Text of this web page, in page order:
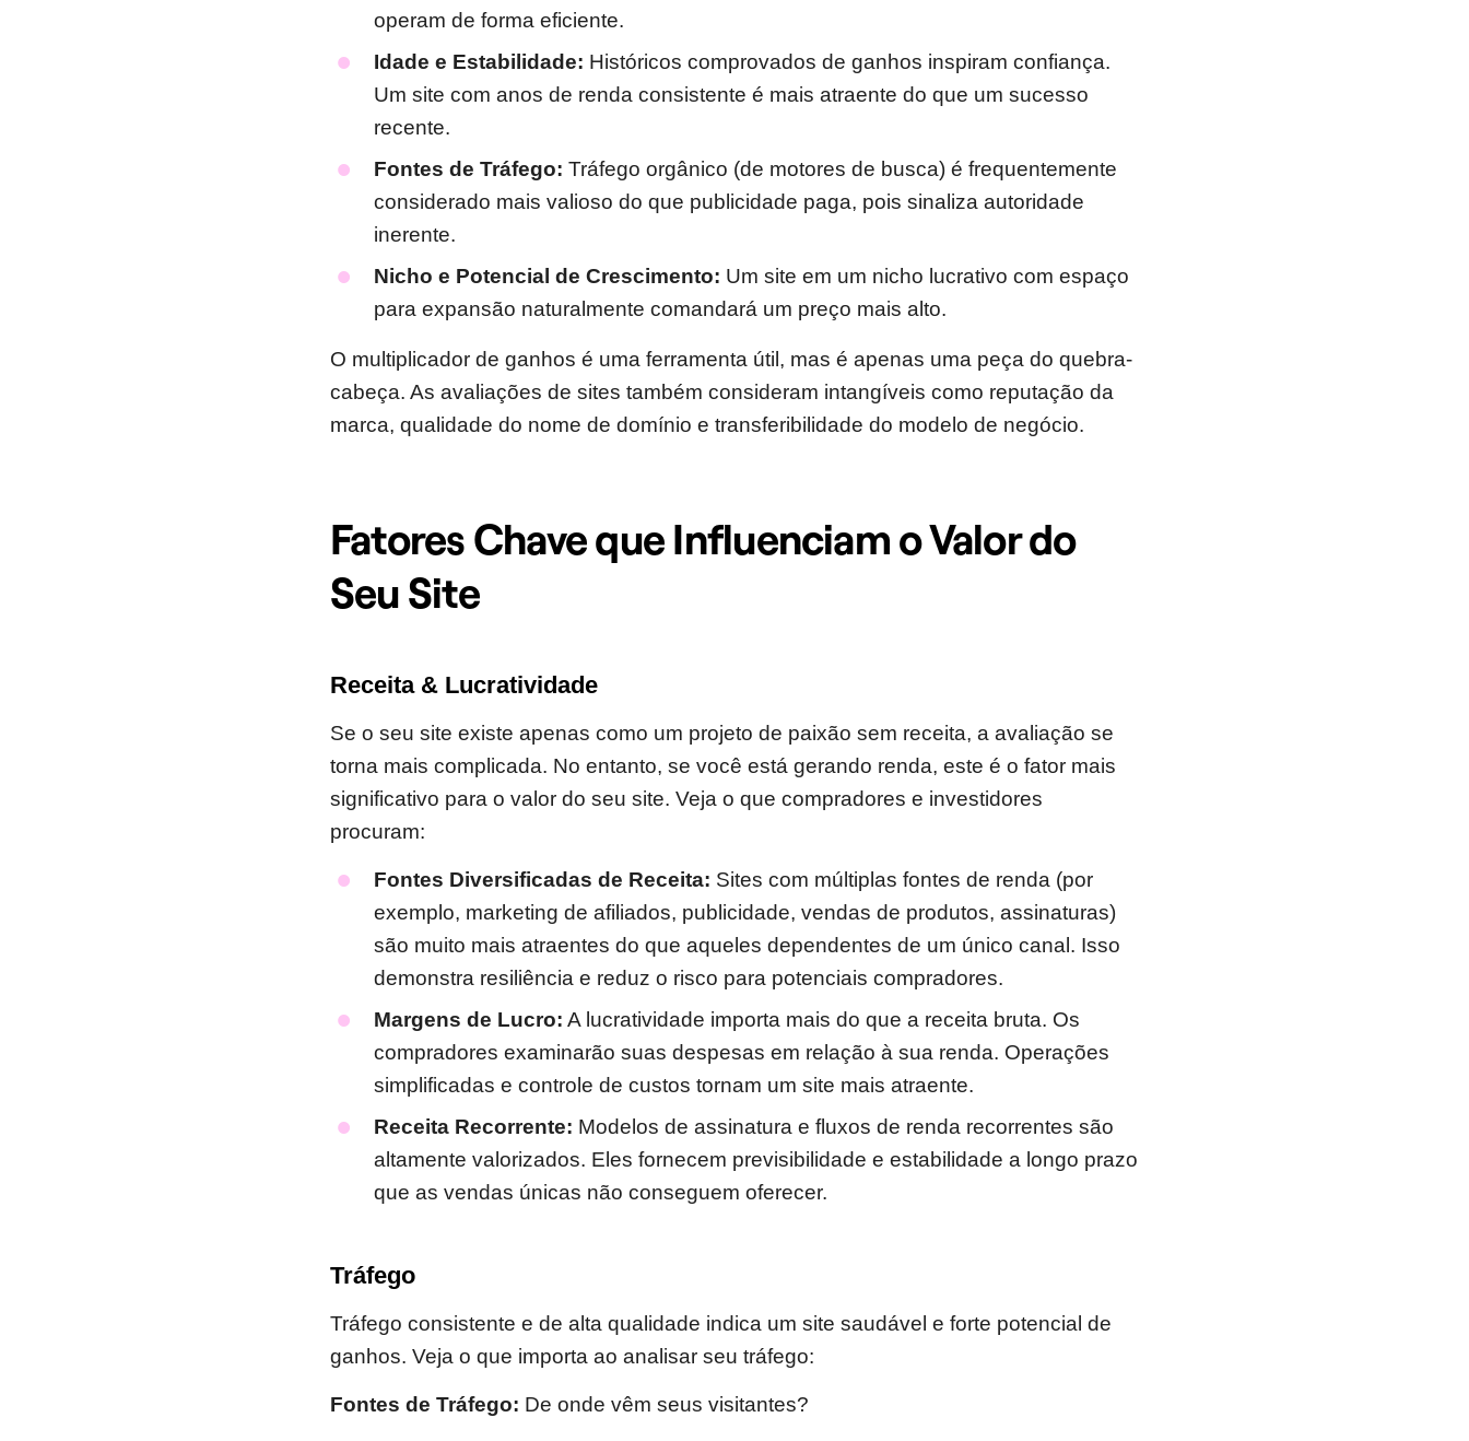
operam de forma eficiente.
Idade e Estabilidade: Históricos comprovados de ganhos inspiram confiança.
Um site com anos de renda consistente é mais atraente do que um sucesso
recente.
Fontes de Tráfego: Tráfego orgânico (de motores de busca) é frequentemente
considerado mais valioso do que publicidade paga, pois sinaliza autoridade
inerente.
Nicho e Potencial de Crescimento: Um site em um nicho lucrativo com espaço
para expansão naturalmente comandará um preço mais alto.
O multiplicador de ganhos é uma ferramenta útil, mas é apenas uma peça do quebra-
cabeça. As avaliações de sites também consideram intangíveis como reputação da
marca, qualidade do nome de domínio e transferibilidade do modelo de negócio.
Fatores Chave que Influenciam o Valor do
Seu Site
Receita & Lucratividade
Se o seu site existe apenas como um projeto de paixão sem receita, a avaliação se
torna mais complicada. No entanto, se você está gerando renda, este é o fator mais
significativo para o valor do seu site. Veja o que compradores e investidores
procuram:
Fontes Diversificadas de Receita: Sites com múltiplas fontes de renda (por
exemplo, marketing de afiliados, publicidade, vendas de produtos, assinaturas)
são muito mais atraentes do que aqueles dependentes de um único canal. Isso
demonstra resiliência e reduz o risco para potenciais compradores.
Margens de Lucro: A lucratividade importa mais do que a receita bruta. Os
compradores examinarão suas despesas em relação à sua renda. Operações
simplificadas e controle de custos tornam um site mais atraente.
Receita Recorrente: Modelos de assinatura e fluxos de renda recorrentes são
altamente valorizados. Eles fornecem previsibilidade e estabilidade a longo prazo
que as vendas únicas não conseguem oferecer.
Tráfego
Tráfego consistente e de alta qualidade indica um site saudável e forte potencial de
ganhos. Veja o que importa ao analisar seu tráfego:
Fontes de Tráfego: De onde vêm seus visitantes?